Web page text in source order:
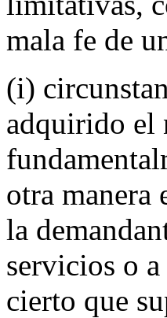
mala fe de
(i)
adquirido el
otra manera
la
servicios o
cierto que